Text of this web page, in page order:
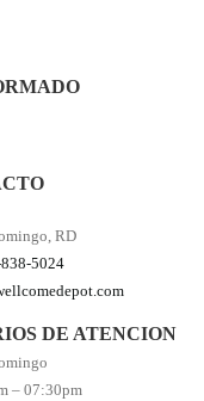
RD
5024
DE ATENCION
– 07:30pm